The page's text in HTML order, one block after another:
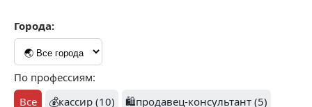
Города:
По профессиям:
Все
💰кассир (10)
🛍️продавец-консультант (5)